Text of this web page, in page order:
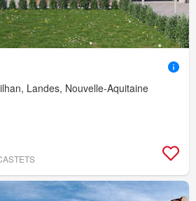
Landes, Nouvelle-Aquitaine